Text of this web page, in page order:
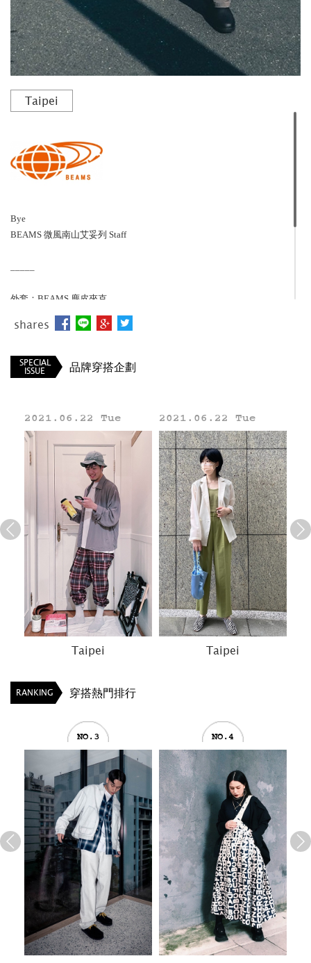
Taipei
Bye
BEAMS 微風南山艾妥列 Staff
外套：BEAMS 麂皮夾克
上衣：BEAMS 開襟外套
內搭：BEAMS 紮染上衣
_____
shares
Line
SPECIAL
ISSUE
品牌穿搭企劃
2021.06.22 Tue
Taipei
2021.06.22 Tue
Taipei
RANKING 穿搭熱門排行
NO.3 NO.4